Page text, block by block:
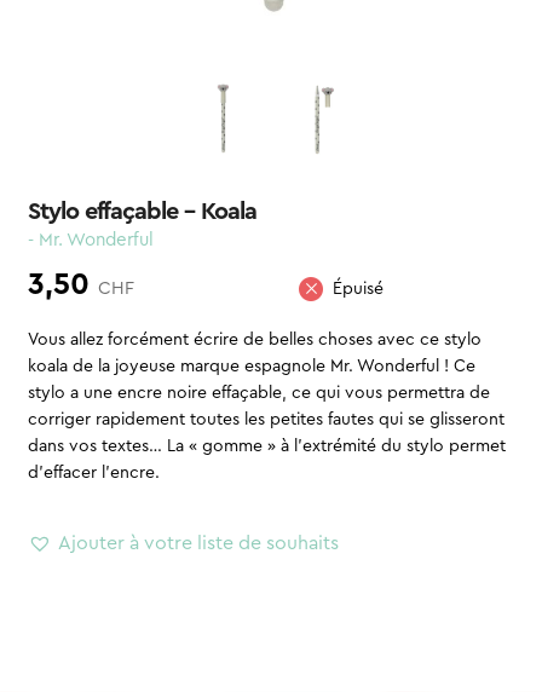
Stylo effaçable – Koala
- Mr. Wonderful
3,50 CHF Épuisé
Vous allez forcément écrire de belles choses avec ce stylo
koala de la joyeuse marque espagnole Mr. Wonderful ! Ce
stylo a une encre noire effaçable, ce qui vous permettra de
corriger rapidement toutes les petites fautes qui se glisseront
dans vos textes… La « gomme » à l’extrémité du stylo permet
d’effacer l’encre.
Ajouter à votre liste de souhaits